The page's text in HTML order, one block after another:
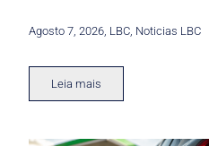
Agosto 7, 2026 LBC Noticias LBC
Leia mais